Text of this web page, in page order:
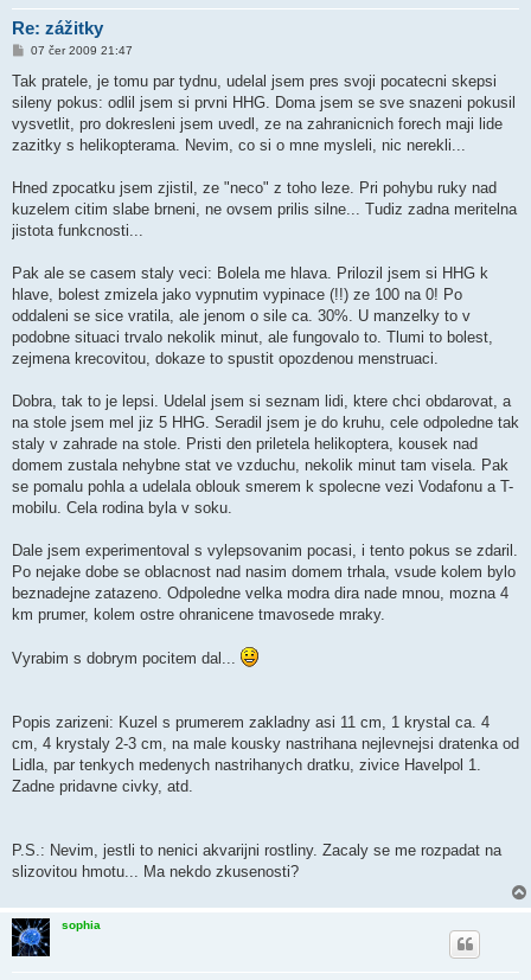
Re: zážitky
P
í
p
ě
e
07 čer 2009 21:47
Tak pratele, je tomu par tydnu, udelal jsem pres svoji pocatecni skepsi
sileny pokus: odlil jsem si prvni HHG. Doma jsem se sve snazeni pokusil
vysvetlit, pro dokresleni jsem uvedl, ze na zahranicnich forech maji lide
zazitky s helikopterama. Nevim, co si o mne mysleli, nic nerekli...
Hned zpocatku jsem zjistil, ze "neco" z toho leze. Pri pohybu ruky nad
kuzelem citim slabe brneni, ne ovsem prilis silne... Tudiz zadna meritelna
jistota funkcnosti...
Pak ale se casem staly veci: Bolela me hlava. Prilozil jsem si HHG k
hlave, bolest zmizela jako vypnutim vypinace (!!) ze 100 na 0! Po
oddaleni se sice vratila, ale jenom o sile ca. 30%. U manzelky to v
podobne situaci trvalo nekolik minut, ale fungovalo to. Tlumi to bolest,
zejmena krecovitou, dokaze to spustit opozdenou menstruaci.
Dobra, tak to je lepsi. Udelal jsem si seznam lidi, ktere chci obdarovat, a
na stole jsem mel jiz 5 HHG. Seradil jsem je do kruhu, cele odpoledne tak
staly v zahrade na stole. Pristi den priletela helikoptera, kousek nad
domem zustala nehybne stat ve vzduchu, nekolik minut tam visela. Pak
se pomalu pohla a udelala oblouk smerem k spolecne vezi Vodafonu a T-
mobilu. Cela rodina byla v soku.
Dale jsem experimentoval s vylepsovanim pocasi, i tento pokus se zdaril.
Po nejake dobe se oblacnost nad nasim domem trhala, vsude kolem bylo
beznadejne zatazeno. Odpoledne velka modra dira nade mnou, mozna 4
km prumer, kolem ostre ohranicene tmavosede mraky.
Vyrabim s dobrym pocitem dal...
Popis zarizeni: Kuzel s prumerem zakladny asi 11 cm, 1 krystal ca. 4
cm, 4 krystaly 2-3 cm, na male kousky nastrihana nejlevnejsi dratenka od
Lidla, par tenkych medenych nastrihanych dratku, zivice Havelpol 1.
Zadne pridavne civky, atd.
P.S.: Nevim, jestli to nenici akvarijni rostliny. Zacaly se me rozpadat na
slizovitou hmotu... Ma nekdo zkusenosti?
sophia